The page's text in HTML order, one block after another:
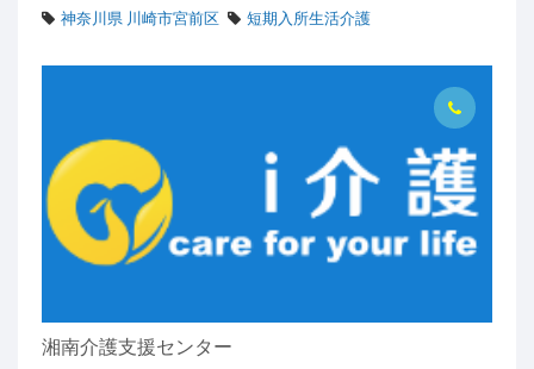
神奈川県 川崎市宮前区
短期入所生活介護
湘南介護支援センター